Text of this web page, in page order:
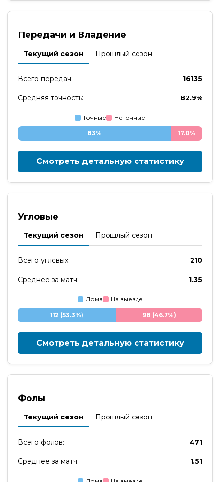
Передачи и Владение
Текущий сезон Прошлый сезон
Всего передач: 16135
Средняя точность: 82.9%
Точные Неточные
83% 17.0%
Смотреть детальную статистику
Угловые
Текущий сезон Прошлый сезон
Всего угловых: 210
Среднее за матч: 1.35
Дома На выезде
112 (53.3%) 98 (46.7%)
Смотреть детальную статистику
Фолы
Текущий сезон Прошлый сезон
Всего фолов: 471
Среднее за матч: 1.51